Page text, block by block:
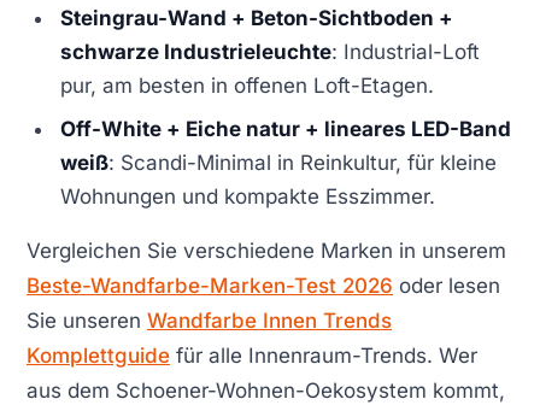
Steingrau-Wand + Beton-Sichtboden +
schwarze Industrieleuchte: Industrial-Loft
pur, am besten in offenen Loft-Etagen.
Off-White + Eiche natur + lineares LED-Band
weiß: Scandi-Minimal in Reinkultur, für kleine
Wohnungen und kompakte Esszimmer.
Vergleichen Sie verschiedene Marken in unserem
Beste-Wandfarbe-Marken-Test 2026 oder lesen
Sie unseren Wandfarbe Innen Trends
Komplettguide für alle Innenraum-Trends. Wer
aus dem Schoener-Wohnen-Oekosystem kommt,